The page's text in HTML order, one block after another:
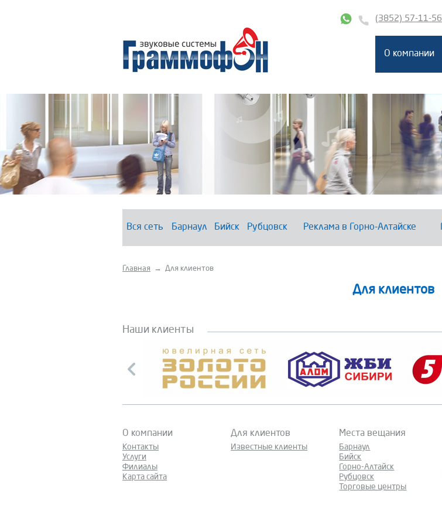
(3852) 57-11-56
О компании
Вся сеть Барнаул Бийск Рубцовск Реклама в Горно-Алтайске
Главная → Для клиентов
Для клиентов
Наши клиенты
О компании
Контакты
Услуги
Филиалы
Карта сайта
Для клиентов
Известные клиенты
Места вещания
Барнаул
Бийск
Горно-Алтайск
Рубцовск
Торговые центры